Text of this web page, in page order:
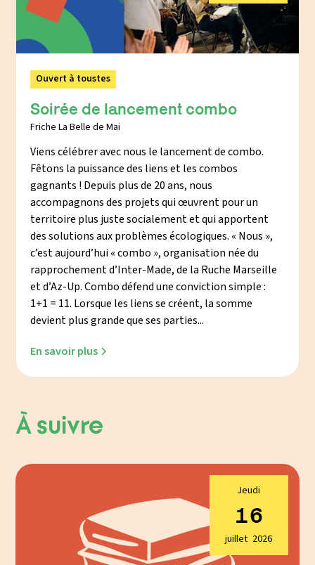
Ouvert à toustes
Soirée de lancement combo
Friche La Belle de Mai
Viens célébrer avec nous le lancement de combo.
Fêtons la puissance des liens et les combos
gagnants ! Depuis plus de 20 ans, nous
accompagnons des projets qui œuvrent pour un
territoire plus juste socialement et qui apportent
des solutions aux problèmes écologiques. « Nous »,
c’est aujourd’hui « combo », organisation née du
rapprochement d’Inter-Made, de la Ruche Marseille
et d’Az-Up. Combo défend une conviction simple :
1+1 = 11. Lorsque les liens se créent, la somme
devient plus grande que ses parties...
En savoir plus
À suivre
Jeudi
16
juillet 2026